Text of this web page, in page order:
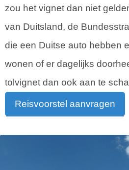
zou het vignet dan niet
van Duitsland, de
die een Duitse auto hebben
wonen of er dagelijks
tolvignet dan ook aan te
Reisvoorstel aanvragen